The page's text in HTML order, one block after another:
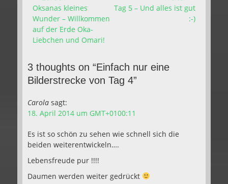
Vorhergehender
Beitrag:
Oksanas kleines
Wunder – Willkommen
auf der Erde Oka-
Liebchen und Omari!
Nächster
Tag 5 – Und alles ist gut
:-)
3 thoughts on “Einfach nur eine
Bilderstrecke von Tag 4”
Carola sagt:
18. April 2014 um GMT+0100:11
Es ist so schön zu sehen wie schnell sich die
beiden weiterentwickeln….
Lebensfreude pur !!!!
Daumen werden weiter gedrückt